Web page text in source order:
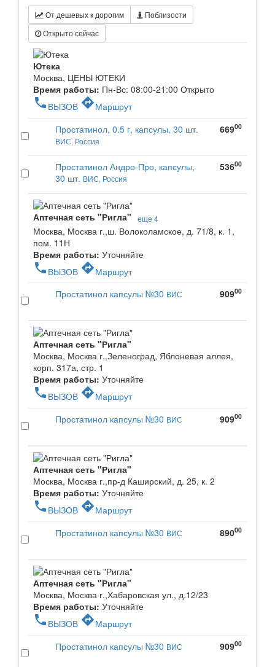
От дешевых к дорогим
Поблизости
Открыто сейчас
Ютека
Москва, ЦЕНЫ ЮТЕКИ
Время работы: Пн-Вс: 08:00-21:00 Открыто
phone ВЫЗОВ directionsМаршрут
Простатинол, 0.5 г, капсулы, 30 шт.
ВИС, Россия
66900
Простатинол Андро-Про, капсулы,
30 шт. ВИС, Россия
53600
Аптечная сеть "Ригла" еще 4
Москва, Москва г.,ш. Волоколамское, д. 71/8, к. 1,
пом. 11Н
Время работы: Уточняйте
phone ВЫЗОВ directionsМаршрут
Простатинол капсулы №30 ВИС 90900
Аптечная сеть "Ригла"
Москва, Москва г.,Зеленоград, Яблоневая аллея,
корп. 317а, стр. 1
Время работы: Уточняйте
phone ВЫЗОВ directionsМаршрут
Простатинол капсулы №30 ВИС 90900
Аптечная сеть "Ригла"
Москва, Москва г.,пр-д Каширский, д. 25, к. 2
Время работы: Уточняйте
phone ВЫЗОВ directionsМаршрут
Простатинол капсулы №30 ВИС 89000
Аптечная сеть "Ригла"
Москва, Москва г.,Хабаровская ул., д.12/23
Время работы: Уточняйте
phone ВЫЗОВ directionsМаршрут
Простатинол капсулы №30 ВИС 90900